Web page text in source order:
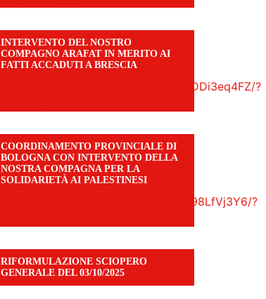
INTERVENTO DEL NOSTRO
COMPAGNO ARAFAT IN MERITO AI
FATTI ACCADUTI A BRESCIA
https://www.facebook.com/share/v/1DDi3eq4FZ/?
COORDINAMENTO PROVINCIALE DI
BOLOGNA CON INTERVENTO DELLA
NOSTRA COMPAGNA PER LA
SOLIDARIETÀ AI PALESTINESI
https://www.facebook.com/share/v/198LfVj3Y6/?
RIFORMULAZIONE SCIOPERO
GENERALE DEL 03/10/2025